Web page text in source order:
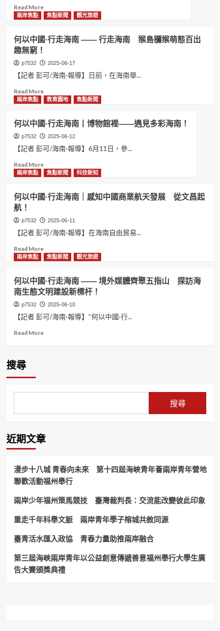
代
行
中
講
中
國
南
驚
了
我
很
多
行
走
南
——
遊
海
灣
古
中
外
文
化
此
交
Read MoreRead
more
何
以
國
·
行
走
海
丨
火
山
古
漫
出
元
產
兩岸焦點 焦點新聞 觀光旅遊
何以中國·行走海南 —— 行走海南 猴島獼猴萌態百出
趣無窮！
p7532 2025-06-17
【記者 彭可/海南·報導】日前，在海南舉...
Read MoreRead
more
何
以
中
國
行
走
南
——
走
海
猴
島
猴
萌
態
百
出
無
兩岸焦點 教育園地 焦點新聞
何以中國·行走海南丨博物館裡——遇見多彩海南！
p7532 2025-06-12
【記者 彭可/海南·報導】6月11日，參...
Read MoreRead
more
何
以
國
·
行
走
海
丨
博
物
館
裡
——
遇
兩岸焦點 焦點新聞 科技新知
何以中國·行走海南｜感知中國商業航天發展 從文昌起
航！
p7532 2025-06-11
【記者 彭可/海南·報導】在海南自由貿易...
Read MoreRead
more
何
以
中
國
·
行
走
業
天
發
文
昌
航！
兩岸焦點 焦點新聞 觀光旅遊
何以中國·行走海南 —— 境外媒體齊聚五指山 探訪海
南生態文明建設新標杆！
p7532 2025-06-10
【記者 彭可/海南·報導】“何以中國·行...
Read MoreRead
走
南
——
媒
體
聚
指
探
海
南
生
搜尋
搜尋
近期文章
漫步十八城 青春向未來 第十四屆海峽青年薈兩岸青年營地
聯歡活動福州舉行
兩岸少年福州策馬競技 臺灣裁判長：交流能改變彼此印象
重走千年科舉文脈 兩岸青年學子榕城共敘同源
臺青活水匯入政協 青春力量助推兩岸融合
第三屆海峽兩岸青年以公益創意傳遞善意福州舉行大學生廣
告大賽頒獎典禮